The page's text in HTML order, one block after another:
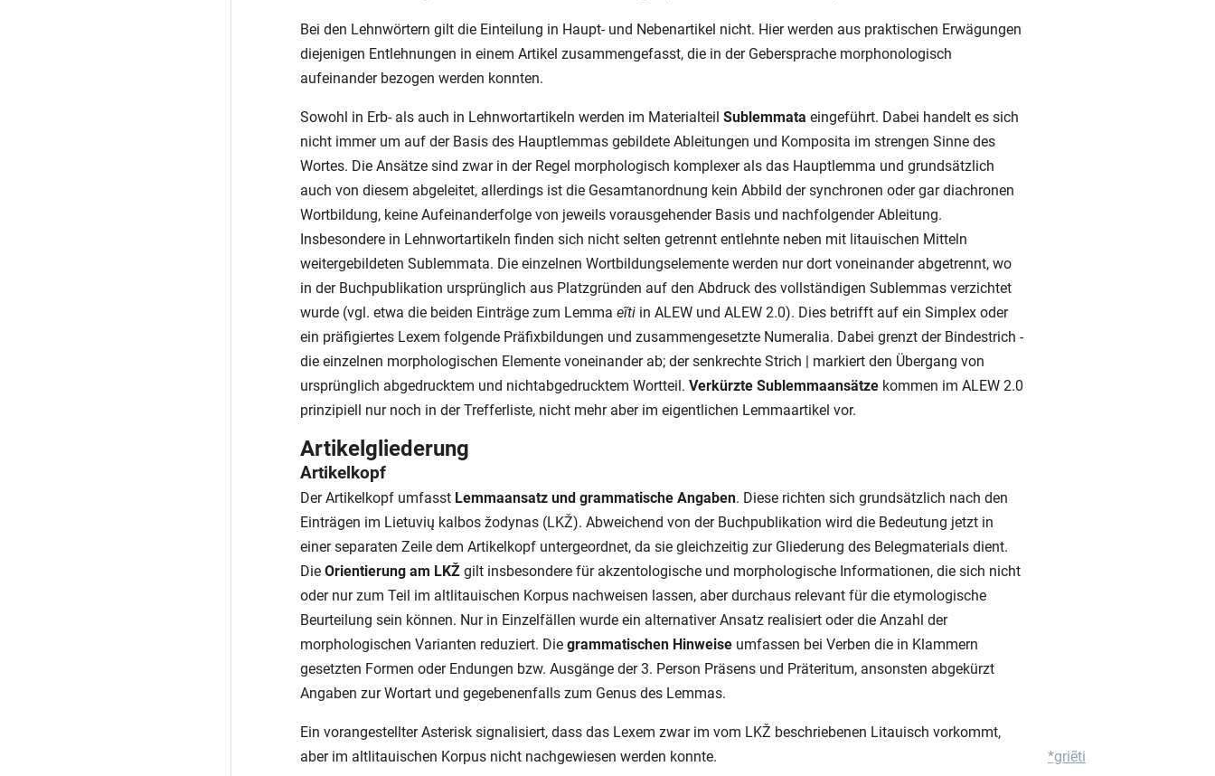
Bei den Lehnwörtern gilt die Einteilung in Haupt- und Nebenartikel nicht. Hier werden aus praktischen Erwägungen
diejenigen Entlehnungen in einem Artikel zusammengefasst, die in der Gebersprache morphonologisch
aufeinander bezogen werden konnten.
Sowohl in Erb- als auch in Lehnwortartikeln werden im Materialteil Sublemmata eingeführt. Dabei handelt es sich
nicht immer um auf der Basis des Hauptlemmas gebildete Ableitungen und Komposita im strengen Sinne des
Wortes. Die Ansätze sind zwar in der Regel morphologisch komplexer als das Hauptlemma und grundsätzlich
auch von diesem abgeleitet, allerdings ist die Gesamtanordnung kein Abbild der synchronen oder gar diachronen
Wortbildung, keine Aufeinanderfolge von jeweils vorausgehender Basis und nachfolgender Ableitung.
Insbesondere in Lehnwortartikeln finden sich nicht selten getrennt entlehnte neben mit litauischen Mitteln
weitergebildeten Sublemmata. Die einzelnen Wortbildungselemente werden nur dort voneinander abgetrennt, wo
in der Buchpublikation ursprünglich aus Platzgründen auf den Abdruck des vollständigen Sublemmas verzichtet
wurde (vgl. etwa die beiden Einträge zum Lemma eĩti in ALEW und ALEW 2.0). Dies betrifft auf ein Simplex oder
ein präfigiertes Lexem folgende Präfixbildungen und zusammengesetzte Numeralia. Dabei grenzt der Bindestrich -
die einzelnen morphologischen Elemente voneinander ab; der senkrechte Strich | markiert den Übergang von
ursprünglich abgedrucktem und nichtabgedrucktem Wortteil. Verkürzte Sublemmaansätze kommen im ALEW 2.0
prinzipiell nur noch in der Trefferliste, nicht mehr aber im eigentlichen Lemmaartikel vor.
Artikelgliederung
Artikelkopf
Der Artikelkopf umfasst Lemmaansatz und grammatische Angaben. Diese richten sich grundsätzlich nach den
Einträgen im Lietuvių kalbos žodynas (LKŽ). Abweichend von der Buchpublikation wird die Bedeutung jetzt in
einer separaten Zeile dem Artikelkopf untergeordnet, da sie gleichzeitig zur Gliederung des Belegmaterials dient.
Die Orientierung am LKŽ gilt insbesondere für akzentologische und morphologische Informationen, die sich nicht
oder nur zum Teil im altlitauischen Korpus nachweisen lassen, aber durchaus relevant für die etymologische
Beurteilung sein können. Nur in Einzelfällen wurde ein alternativer Ansatz realisiert oder die Anzahl der
morphologischen Varianten reduziert. Die grammatischen Hinweise umfassen bei Verben die in Klammern
gesetzten Formen oder Endungen bzw. Ausgänge der 3. Person Präsens und Präteritum, ansonsten abgekürzt
Angaben zur Wortart und gegebenenfalls zum Genus des Lemmas.
Ein vorangestellter Asterisk signalisiert, dass das Lexem zwar im vom LKŽ beschriebenen Litauisch vorkommt,
aber im altlitauischen Korpus nicht nachgewiesen werden konnte.
*griẽti